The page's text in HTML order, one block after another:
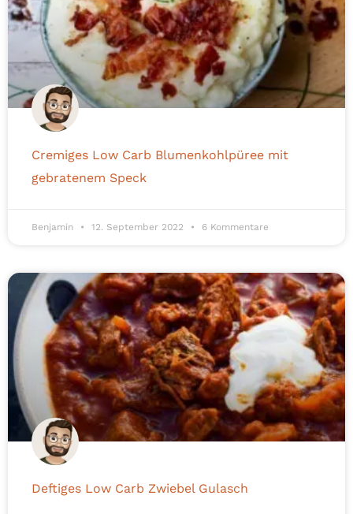
Cremiges Low Carb Blumenkohlpüree mit
gebratenem Speck
Benjamin 12. September 2022 6 Kommentare
Deftiges Low Carb Zwiebel Gulasch